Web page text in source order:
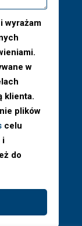
i wyrażam
w
klienta.
plików
celu
i
do